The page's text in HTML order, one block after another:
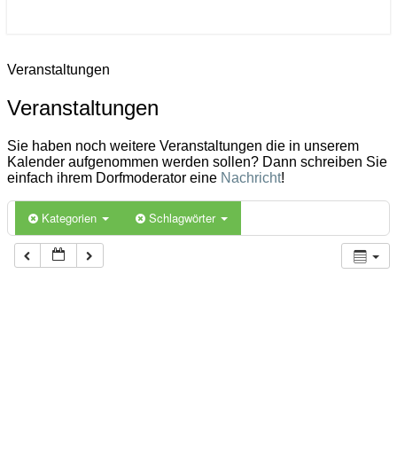
Veranstaltungen
Veranstaltungen
Sie haben noch weitere Veranstaltungen die in unserem
Kalender aufgenommen werden sollen? Dann schreiben Sie
einfach ihrem Dorfmoderator eine Nachricht!
Kategorien Schlagwörter